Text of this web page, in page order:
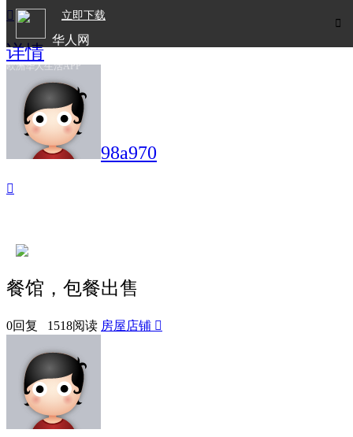

立即下载
华人网
欧洲华人生活APP

详情
98a970

餐馆，包餐出售
0回复 1518阅读 房屋店铺 